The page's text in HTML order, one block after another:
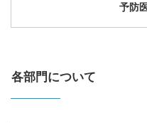
予防
各部門について